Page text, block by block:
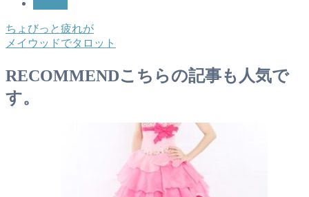
ちょびっと疲れが
メイウッドでタロット
RECOMMENDこちらの記事も人気で
す。